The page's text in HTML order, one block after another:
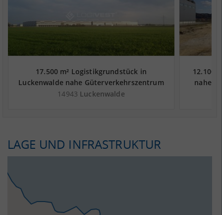
17.500 m² Logistikgrundstück in
Luckenwalde nahe Güterverkehrszentrum
GVZ Berlin Süd Grossbeeren - Landkreis
14943 Luckenwalde
12.100
nahe
LAGE UND INFRASTRUKTUR